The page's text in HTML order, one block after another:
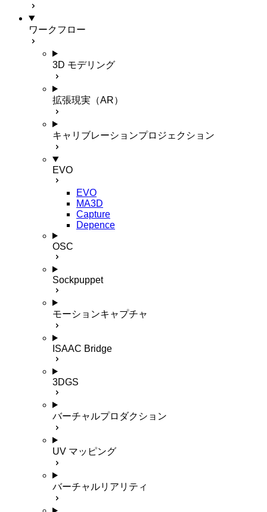
ワークフロー
3D モデリング
拡張現実（AR）
キャリブレーションプロジェクション
EVO
EVO
MA3D
Capture
Depence
OSC
Sockpuppet
モーションキャプチャ
ISAAC Bridge
3DGS
バーチャルプロダクション
UV マッピング
バーチャルリアリティ